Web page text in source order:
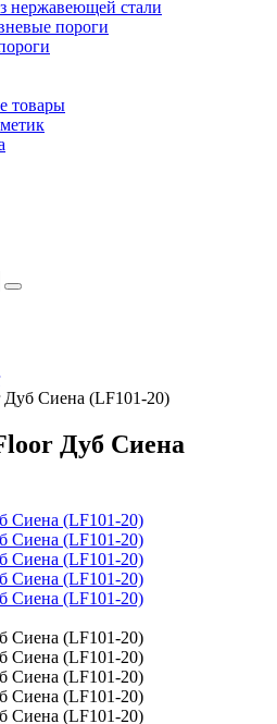
нержавеющей стали
пороги
товары
Сиена (LF101-20)
Дуб Сиена